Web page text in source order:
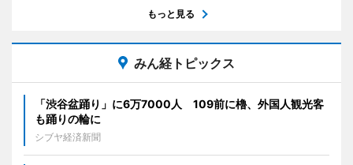
もっと見る
みん経トピックス
「渋谷盆踊り」に6万7000人 109前に櫓、外国人観光客
も踊りの輪に
シブヤ経済新聞